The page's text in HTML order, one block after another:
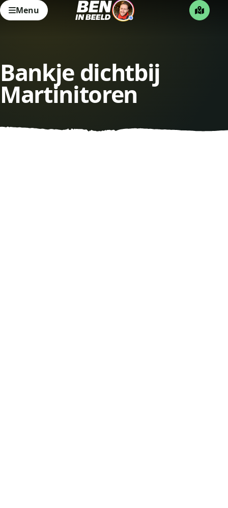
Menu
Bankje dichtbij
Martinitoren